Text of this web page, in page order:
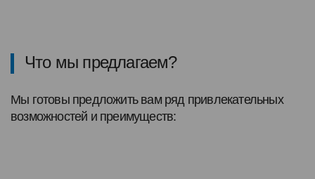
Что мы предлагаем?
Мы готовы предложить вам ряд привлекательных
возможностей и преимуществ: